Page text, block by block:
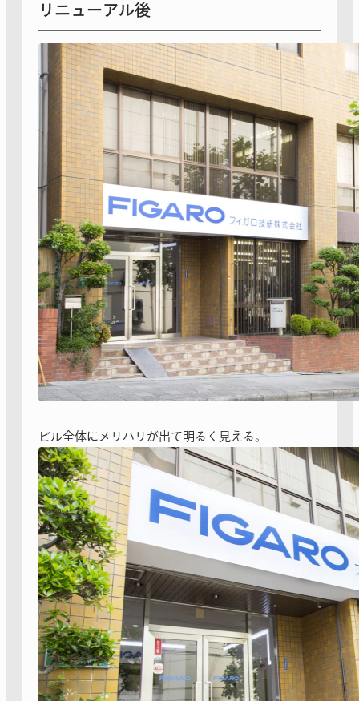
リニューアル後
ビル全体にメリハリが出て明るく見える。